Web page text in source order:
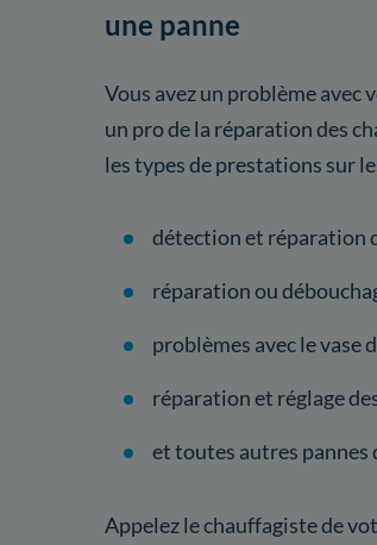
une panne
Vous avez un problème
un pro de la réparation des
les types de prestations sur
détection et réparation
réparation ou
problèmes avec le vase
réparation et réglage
et toutes autres pannes
Appelez le chauffagiste de